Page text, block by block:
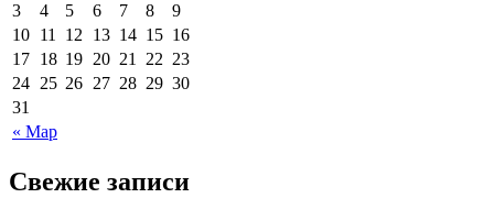
« Мар
3
4 5 6 7 8
9
10 11 12 13 14 15 16
17 18 19 20 21 22 23
24 25 26 27 28 29 30
31
Свежие записи